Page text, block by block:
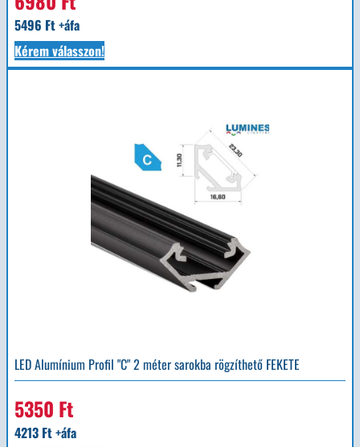
5496 Ft +áfa
Kérem válasszon!
LED Alumínium Profil "C" 2 méter sarokba rögzíthető FEKETE
5350 Ft
4213 Ft +áfa